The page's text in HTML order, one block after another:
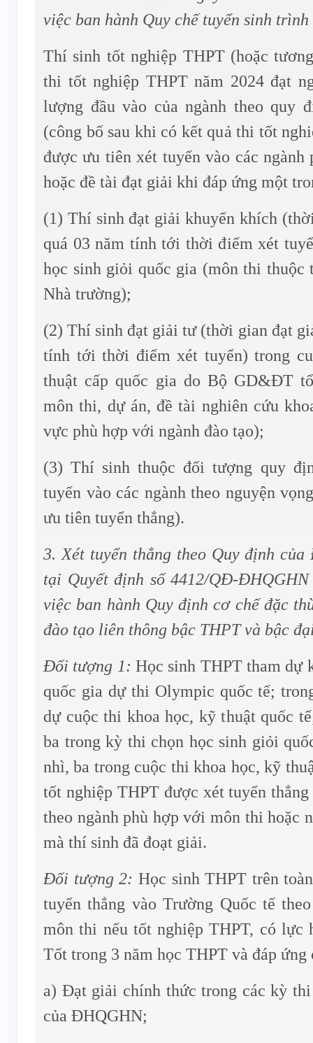
việc ban hành Quy chế tuyển sinh
Thí sinh tốt nghiệp THPT (hoặc
thi tốt nghiệp THPT năm 2024 đạt
lượng đầu vào của ngành theo quy
(công bố sau khi có kết quả thi tốt
được ưu tiên xét tuyển vào các
hoặc đề tài đạt giải khi đáp ứng một
(1) Thí sinh đạt giải khuyến khích
quá 03 năm tính tới thời điểm xét
học sinh giỏi quốc gia (môn thi thuộc
Nhà trường);
(2) Thí sinh đạt giải tư (thời gian đạt
tính tới thời điểm xét tuyển) trong
thuật cấp quốc gia do Bộ GD&ĐT
môn thi, dự án, đề tài nghiên cứu
vực phù hợp với ngành đào tạo);
(3) Thí sinh thuộc đối tượng quy
tuyển vào các ngành theo nguyện
ưu tiên tuyển thẳng).
3. Xét tuyển thẳng theo Quy định
tại Quyết định số 4412/QĐ-ĐHQGHN
việc ban hành Quy định cơ chế đặc
đào tạo liên thông bậc THPT và bậc
Đối tượng 1: Học sinh THPT tham dự
quốc gia dự thi Olympic quốc tế;
dự cuộc thi khoa học, kỹ thuật quốc
ba trong kỳ thi chọn học sinh giỏi
nhì, ba trong cuộc thi khoa học, kỹ
tốt nghiệp THPT được xét tuyển
theo ngành phù hợp với môn thi hoặc
mà thí sinh đã đoạt giải.
Đối tượng 2: Học sinh THPT trên
tuyển thẳng vào Trường Quốc tế
môn thi nếu tốt nghiệp THPT, có lực
Tốt trong 3 năm học THPT và đáp ứng
a) Đạt giải chính thức trong các kỳ
của ĐHQGHN;